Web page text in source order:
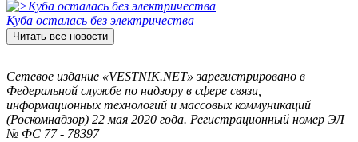
Куба осталась без электричества
Читать все новости
Сетевое издание «VESTNIK.NET» зарегистрировано в
Федеральной службе по надзору в сфере связи,
информационных технологий и массовых коммуникаций
(Роскомнадзор) 22 мая 2020 года. Регистрационный номер ЭЛ
№ ФС 77 - 78397